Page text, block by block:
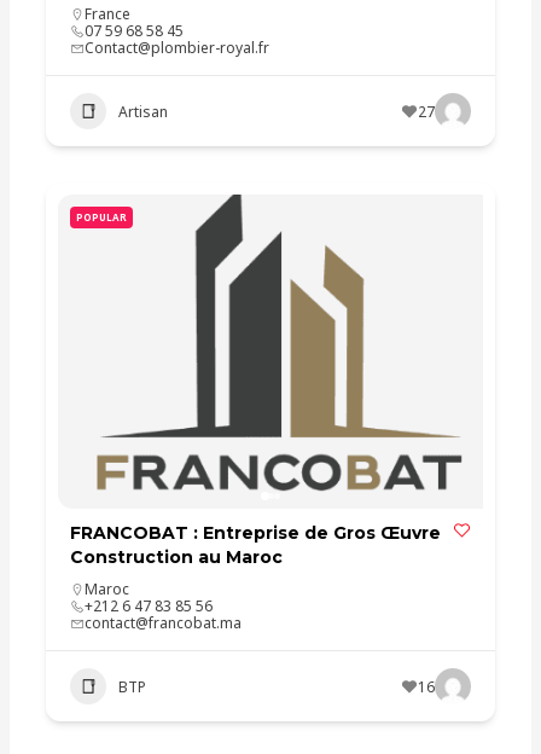
France
07 59 68 58 45
Contact@plombier-royal.fr
Artisan 27
POPULAR
FRANCOBAT : Entreprise de Gros Œuvre
Construction au Maroc
Maroc
+212 6 47 83 85 56
contact@francobat.ma
BTP 16